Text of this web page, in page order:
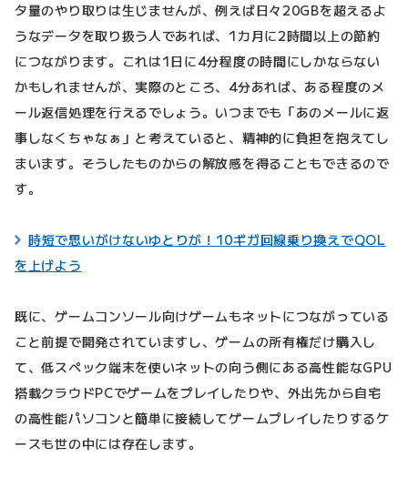
タ量のやり取りは生じませんが、例えば日々20GBを超えるよ
うなデータを取り扱う人であれば、1カ月に2時間以上の節約
につながります。これは1日に4分程度の時間にしかならない
かもしれませんが、実際のところ、4分あれば、ある程度のメ
ール返信処理を行えるでしょう。いつまでも「あのメールに返
事しなくちゃなぁ」と考えていると、精神的に負担を抱えてし
まいます。そうしたものからの解放感を得ることもできるので
す。
時短で思いがけないゆとりが！10ギガ回線乗り換えでQOL
を上げよう
既に、ゲームコンソール向けゲームもネットにつながっている
こと前提で開発されていますし、ゲームの所有権だけ購入し
て、低スペック端末を使いネットの向う側にある高性能なGPU
搭載クラウドPCでゲームをプレイしたりや、外出先から自宅
の高性能パソコンと簡単に接続してゲームプレイしたりするケ
ースも世の中には存在します。